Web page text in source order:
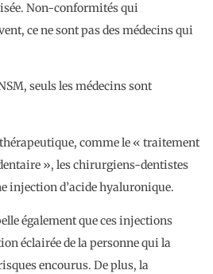
Non-conformités qui
ce ne sont pas des médecins qui
seuls les médecins sont
comme le « traitement
», les chirurgiens-dentistes
injection d’acide hyaluronique.
également que ces injections
éclairée de la personne qui la
encourus. De plus, la